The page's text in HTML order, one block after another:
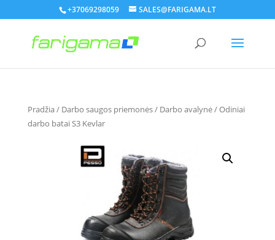
+37069298059 SALES@FARIGAMA.LT
Pradžia/ Darbo saugos priemonės/ Darbo avalynė/ Odiniai
darbo batai S3 Kevlar